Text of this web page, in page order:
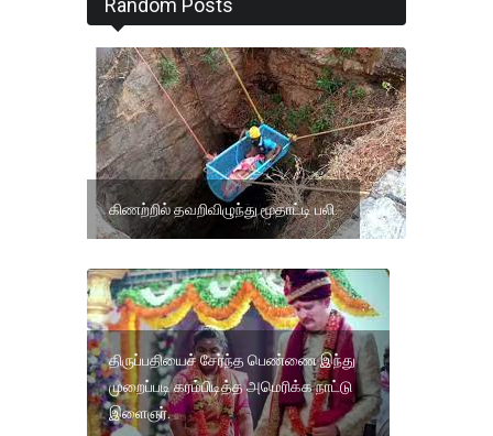
Random Posts
கிணற்றில் தவறிவிழுந்து மூதாட்டி பலி.
திருப்பதியைச் சேர்ந்த பெண்ணை இந்து
முறைப்படி கரம்பிடித்த அமெரிக்க நாட்டு
இளைஞர்.